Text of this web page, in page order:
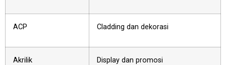
ACP Cladding dan dekorasi
Akrilik Display dan promosi